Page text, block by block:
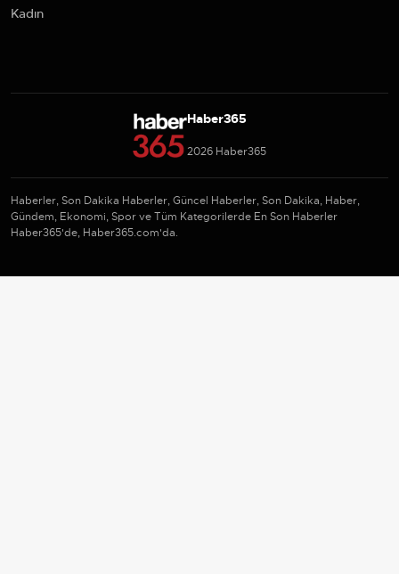
Kadın
Haber365
2026 Haber365
Haberler, Son Dakika Haberler, Güncel Haberler, Son Dakika, Haber,
Gündem, Ekonomi, Spor ve Tüm Kategorilerde En Son Haberler
Haber365'de, Haber365.com'da.